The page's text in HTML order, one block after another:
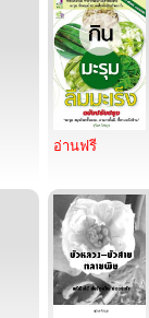
อ่านฟรี